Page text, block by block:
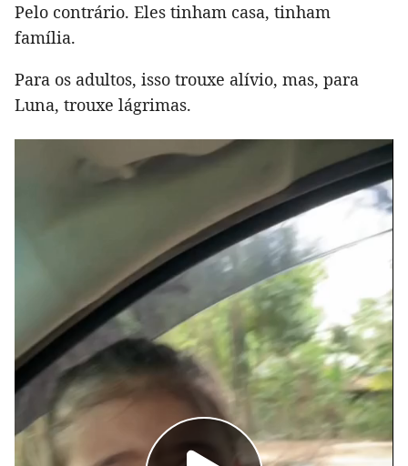
Pelo contrário. Eles tinham casa, tinham
família.
Para os adultos, isso trouxe alívio, mas, para
Luna, trouxe lágrimas.